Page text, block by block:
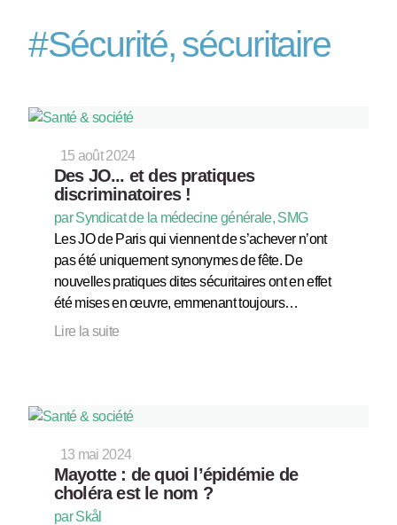
#Sécurité, sécuritaire
15 août 2024
Des JO... et des pratiques
discriminatoires !
par Syndicat de la médecine générale, SMG
Les JO de Paris qui viennent de s’achever n’ont
pas été uniquement synonymes de fête. De
nouvelles pratiques dites sécuritaires ont en effet
été mises en œuvre, emmenant toujours…
Lire la suite
13 mai 2024
Mayotte : de quoi l’épidémie de
choléra est le nom ?
par Skål